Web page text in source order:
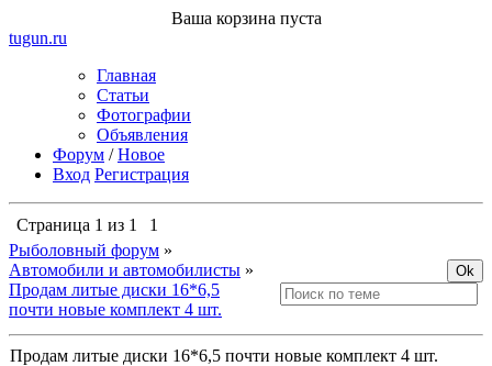
Ваша корзина пуста
tugun.ru
Главная
Статьи
Фотографии
Объявления
Форум /Новое
Вход Регистрация
Страница 1 из 1
1
Рыболовный форум »
Автомобили и автомобилисты »
Продам литые диски 16*6,5
почти новые комплект 4 шт.
Продам литые диски 16*6,5 почти новые комплект 4 шт.